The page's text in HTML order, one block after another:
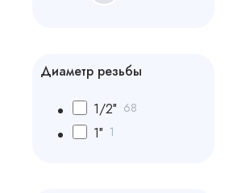
Диаметр резьбы
1/2″ 68
1″ 1